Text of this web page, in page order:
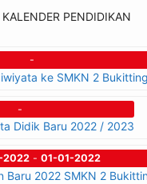
KALENDER PENDIDIKAN
-
ke SMKN 2
-
Didik Baru 2022 / 2023
2022 -01-01-2022
Baru 2022 SMKN 2